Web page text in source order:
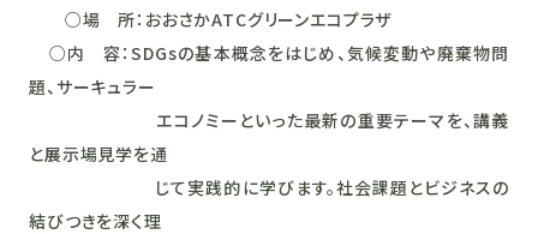
○場 所：おおさかATCグリーンエコプラザ
○内 容：SDGsの基本概念をはじめ、気候変動や廃棄物問
題、サーキュラー
エコノミーといった最新の重要テーマを、講義
と展示場見学を通
じて実践的に学びます。社会課題とビジネスの
結びつきを深く理